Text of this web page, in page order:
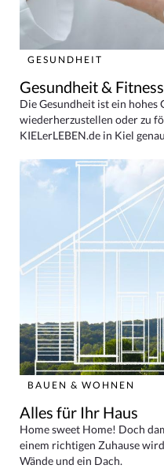
GESUNDHEIT
Gesundheit & Fitness
Die Gesundheit ist ein hohes
wiederherzustellen oder zu
KIELerLEBEN.de in Kiel
BAUEN & WOHNEN
Alles für Ihr Haus
Home sweet Home! Doch
einem richtigen Zuhause
Wände und ein Dach.